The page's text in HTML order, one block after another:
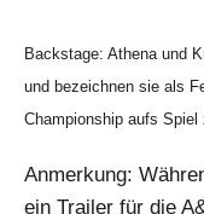
Backstage: Athena und
und bezeichnen sie als
Championship aufs Spiel
Anmerkung:
ein Trailer für die